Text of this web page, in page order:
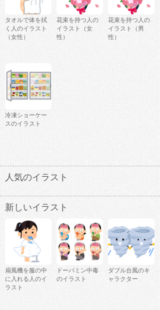
タオルで体を拭
く人のイラスト
（女性）
花束を持つ人の
イラスト（女
性）
花束を持つ人の
イラスト（男
性）
冷凍ショーケー
スのイラスト
人気のイラスト
新しいイラスト
扇風機を服の中
に入れる人のイ
ラスト
ドーパミン中毒
のイラスト
ダブル台風のキ
ャラクター